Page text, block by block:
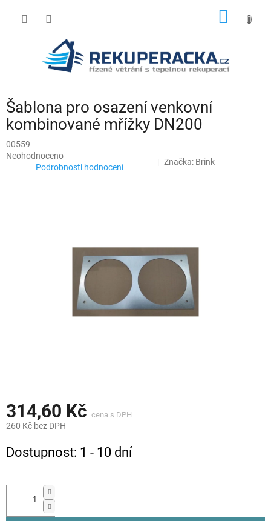
Šablona pro osazení venkovní
kombinované mřížky DN200
00559
Průměrné
hodnocení
Neohodnoceno
Podrobnosti hodnocení
Značka: Brink
314,60 Kč
260 Kč bez DPH
cena:
Dostupnost: 1 - 10 dní